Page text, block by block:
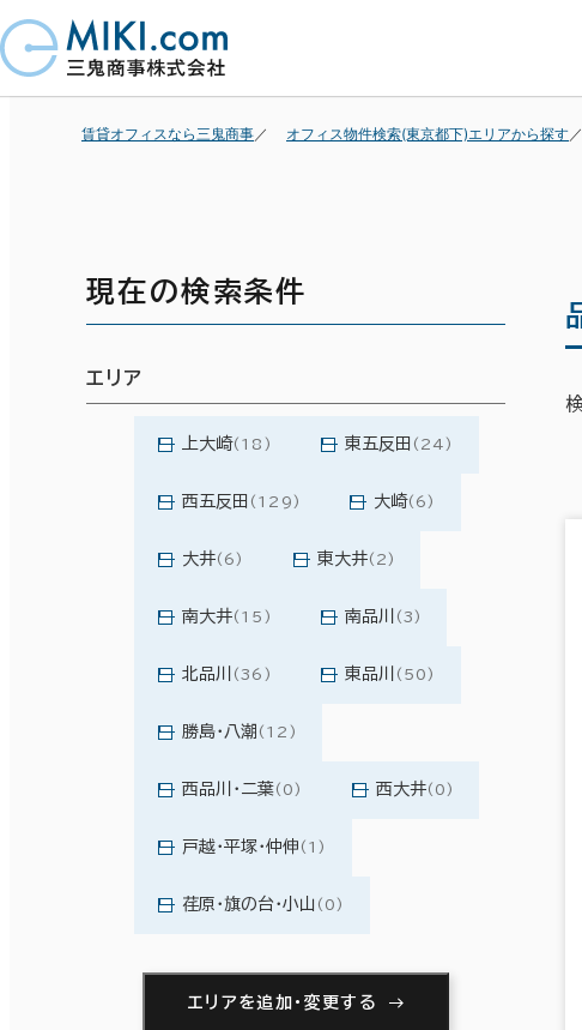
賃貸オフィスなら三鬼商事 オフィス物件検索(東京都下)エリアから探す
現在の検索条件
エリア
上大崎(18) 東五反田 (24)
西五反田 (129) 大崎(6)
大井(6) 東大井(2)
南大井(15) 南品川 (3)
北品川 (36) 東品川 (50)
勝島・八潮 (12)
西品川・二葉(0) 西大井(0)
戸越・平塚・仲伸 (1)
荏原・旗の台・小山 (0)
エリアを追加・変更する